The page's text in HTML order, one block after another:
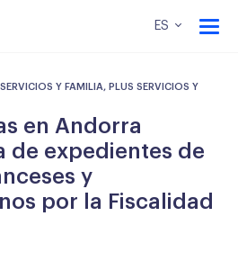
ES
Y FAMILIA, PLUS SERVICIOS Y
en Andorra
de expedientes de
y
por la Fiscalidad